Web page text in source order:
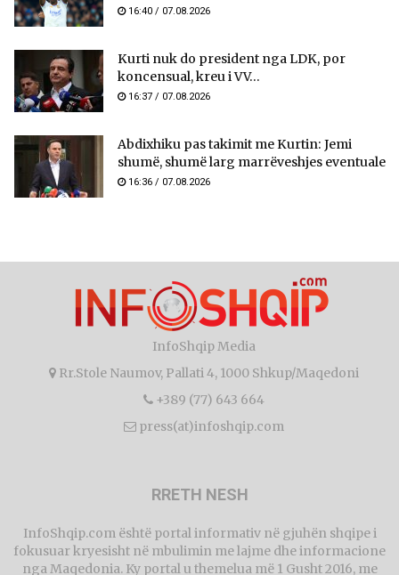
16:40 / 07.08.2026
Kurti nuk do president nga LDK, por
koncensual, kreu i VV...
16:37 / 07.08.2026
Abdixhiku pas takimit me Kurtin: Jemi
shumë, shumë larg marrëveshjes eventuale
16:36 / 07.08.2026
InfoShqip Media
Rr.Stole Naumov, Pallati 4, 1000 Shkup/Maqedoni
+389 (77) 643 664
press(at)infoshqip.com
RRETH NESH
InfoShqip.com është portal informativ në gjuhën shqipe i
fokusuar kryesisht në mbulimin me lajme dhe informacione
nga Maqedonia. Ky portal u themelua më 1 Gusht 2016, me